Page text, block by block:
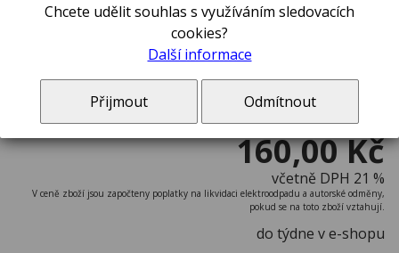
Šroubovák STANLEY® 1-65-419
160,00 Kč
včetně DPH 21 %
V ceně zboží jsou započteny poplatky na likvidaci elektroodpadu a autorské odměny,
pokud se na toto zboží vztahují.
do týdne v e-shopu
Chcete udělit souhlas s využíváním sledovacích
cookies?
Další informace
Přijmout Odmítnout